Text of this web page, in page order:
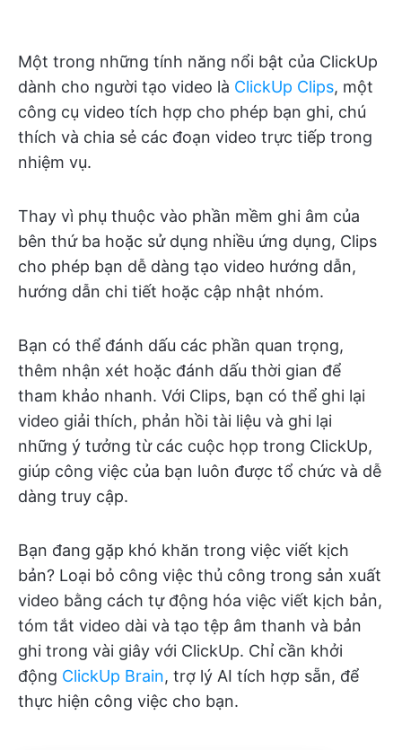
Một trong những tính năng nổi bật của ClickUp
dành cho người tạo video là ClickUp Clips, một
công cụ video tích hợp cho phép bạn ghi, chú
thích và chia sẻ các đoạn video trực tiếp trong
nhiệm vụ.
Thay vì phụ thuộc vào phần mềm ghi âm của
bên thứ ba hoặc sử dụng nhiều ứng dụng, Clips
cho phép bạn dễ dàng tạo video hướng dẫn,
hướng dẫn chi tiết hoặc cập nhật nhóm.
Bạn có thể đánh dấu các phần quan trọng,
thêm nhận xét hoặc đánh dấu thời gian để
tham khảo nhanh. Với Clips, bạn có thể ghi lại
video giải thích, phản hồi tài liệu và ghi lại
những ý tưởng từ các cuộc họp trong ClickUp,
giúp công việc của bạn luôn được tổ chức và dễ
dàng truy cập.
Bạn đang gặp khó khăn trong việc viết kịch
bản? Loại bỏ công việc thủ công trong sản xuất
video bằng cách tự động hóa việc viết kịch bản,
tóm tắt video dài và tạo tệp âm thanh và bản
ghi trong vài giây với ClickUp. Chỉ cần khởi
động ClickUp Brain, trợ lý AI tích hợp sẵn, để
thực hiện công việc cho bạn.